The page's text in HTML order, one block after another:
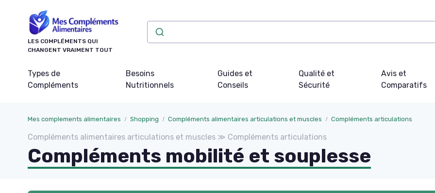
LES COMPLÉMENTS QUI
CHANGENT VRAIMENT TOUT
Types de
Compléments
Besoins
Nutritionnels
Guides et
Conseils
Qualité et
Sécurité
Avis et
Comparatifs
Mes complements alimentaires Shopping Compléments alimentaires articulations et muscles Compléments articulations
Compléments alimentaires articulations et muscles ≫ Compléments articulations
Compléments mobilité et souplesse